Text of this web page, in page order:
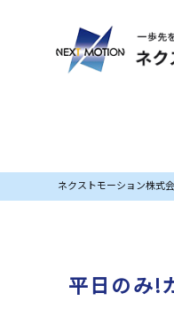
ネクストモーション株式
平日のみ!